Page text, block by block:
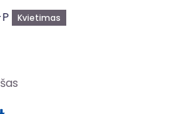
Kvietimas